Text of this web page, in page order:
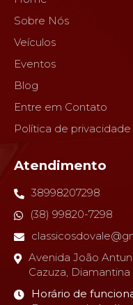
Sobre Nós
Veículos
Eventos
Blog
Entre em Contato
Política de privacidade
Atendimento
38998207298
(38) 99820-7298
Avenida João
Cazuza,
Horário de